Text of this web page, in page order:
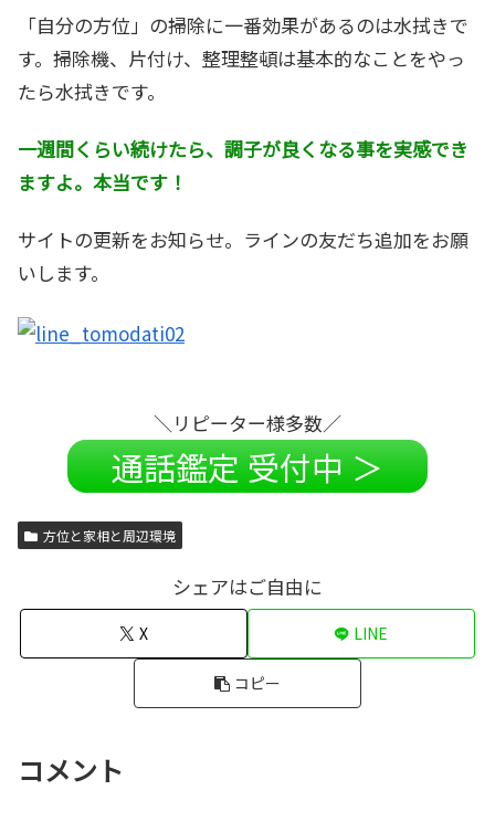
「自分の方位」の掃除に一番効果があるのは水拭きで
す。掃除機、片付け、整理整頓は基本的なことをやっ
たら水拭きです。
一週間くらい続けたら、調子が良くなる事を実感でき
ますよ。本当です！
サイトの更新をお知らせ。ラインの友だち追加をお願
いします。
＼リピーター様多数／
通話鑑定 受付中 ＞
方位と家相と周辺環境
シェアはご自由に
X LINE
コピー
コメント